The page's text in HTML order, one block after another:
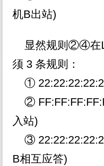
机B出站)
显然规则②④在
须 3 条规则：
①
②
入站)
③
B相互应答)